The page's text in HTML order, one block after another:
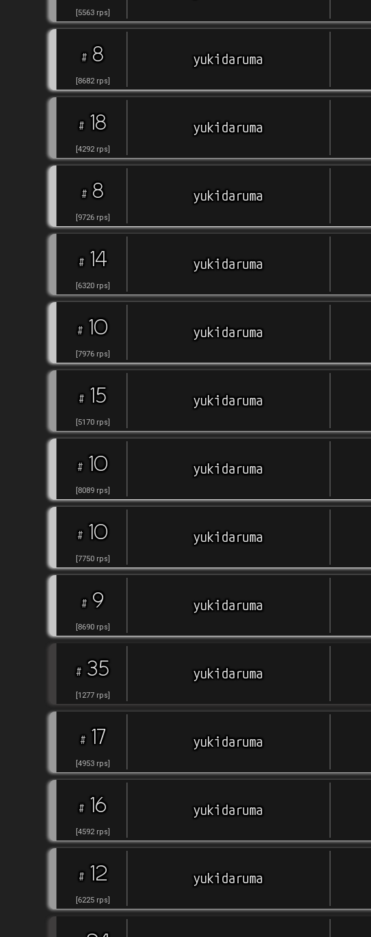
[5563 rps]
# 8
[8682 rps]
yukidaruma
# 18
[4292 rps]
yukidaruma
# 8
[9726 rps]
yukidaruma
# 14
[6320 rps]
yukidaruma
# 10
[7976 rps]
yukidaruma
# 15
[5170 rps]
yukidaruma
# 10
[8089 rps]
yukidaruma
# 10
[7750 rps]
yukidaruma
# 9
[8690 rps]
yukidaruma
# 35
[1277 rps]
yukidaruma
# 17
[4953 rps]
yukidaruma
# 16
[4592 rps]
yukidaruma
# 12
[6225 rps]
yukidaruma